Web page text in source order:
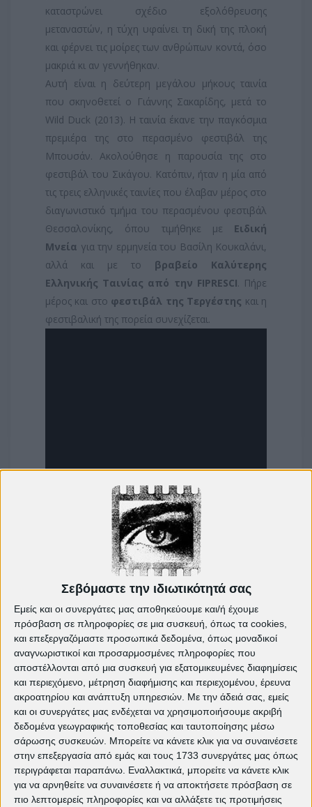
Σεβόμαστε την ιδιωτικότητά σας
Εμείς και οι συνεργάτες μας αποθηκεύουμε και/ή έχουμε
πρόσβαση σε πληροφορίες σε μια συσκευή, όπως τα cookies,
και επεξεργαζόμαστε προσωπικά δεδομένα, όπως μοναδικοί
αναγνωριστικοί και προσαρμοσμένες πληροφορίες που
αποστέλλονται από μια συσκευή για εξατομικευμένες διαφημίσεις
και περιεχόμενο, μέτρηση διαφήμισης και περιεχομένου, έρευνα
ακροατηρίου και ανάπτυξη υπηρεσιών. Με την άδειά σας, εμείς
και οι συνεργάτες μας ενδέχεται να χρησιμοποιήσουμε ακριβή
δεδομένα γεωγραφικής τοποθεσίας και ταυτοποίησης μέσω
σάρωσης συσκευών. Μπορείτε να κάνετε κλικ για να συναινέσετε
στην επεξεργασία από εμάς και τους 1733 συνεργάτες μας όπως
περιγράφεται παραπάνω. Εναλλακτικά, μπορείτε να κάνετε κλικ
για να αρνηθείτε να συναινέσετε ή να αποκτήσετε πρόσβαση σε
πιο λεπτομερείς πληροφορίες και να αλλάξετε τις προτιμήσεις
καταστρώνει σχέδιο εξολόθρευσης
μεταναστών, η τύχη υφαίνει τη δική της πλοκή
και φέρνει τις μοίρες των ανθρώπων κοντά, όσο
μακριά κι αν γεννήθηκαν.
Αυτή είναι η δεύτερη μεγάλου μήκους ταινία
που σκηνοθετεί ο Γιάννης Σακαρίδης, μετά το
Wild Duck (2013). Η ταινία έκανε την παγκόσμια
πρεμιέρα της στο περασμένο φεστιβάλ της
Μπουσάν. Ακολούθησε η παρουσία της στο
φεστιβάλ του Σικάγου. Κατόπιν, ήταν η μία από
τις τρεις ελληνικές ταινίες που έλαβαν μέρος στο
διαγωνιστικό τμήμα του περασμένου φεστιβάλ
Θεσσαλονίκης, όπου τιμήθηκε με Ειδική
Μνεία για την ερμηνεία του Βασίλη Κουκαλάνι,
αλλά και με το βραβείο Καλύτερης
Ελληνικής Ταινίας από την FIPRESCI. Πήρε
μέρος και στο φεστιβάλ της Τεργέστης και η
φεστιβαλική της πορεία συνεχίζεται.
Παρασκευή 8/9 - Σάββατο 9/9 - Κυριακή
Ώρα προβολής 22:30
Γενική Είσοδος 5€
Πετρούπολις"
25ης Μαρτίου 168, Πετρούπολη